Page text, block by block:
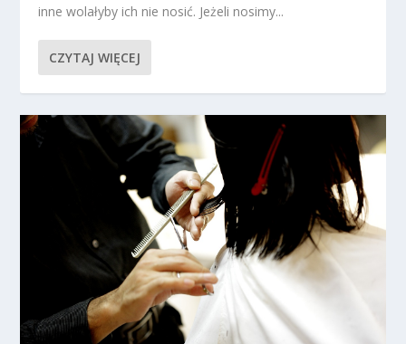
inne wolałyby ich nie nosić. Jeżeli nosimy...
CZYTAJ WIĘCEJ